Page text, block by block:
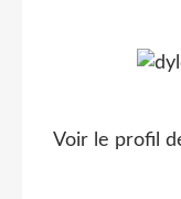
Voir le profil